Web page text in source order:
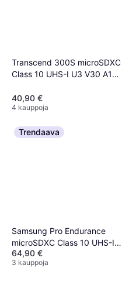
Transcend 300S microSDXC
Class 10 UHS-I U3 V30 A1
40,90 €
4 kauppoja
Trendaava
Samsung Pro Endurance
microSDXC Class 10 UHS-I
U3 V30 100/40MB/s 128GB
+Adapter
64,90 €
3 kauppoja